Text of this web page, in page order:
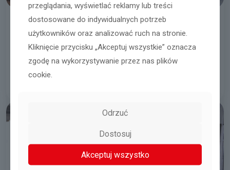
Pracownik/pracownica magazynu
Katowice
05.08.2026
przeglądania, wyświetlać reklamy lub treści
dostosowane do indywidualnych potrzeb
użytkowników oraz analizować ruch na stronie.
Kliknięcie przycisku „Akceptuj wszystkie” oznacza
zgodę na wykorzystywanie przez nas plików
cookie.
Odrzuć
Dostosuj
Akceptuj wszystko